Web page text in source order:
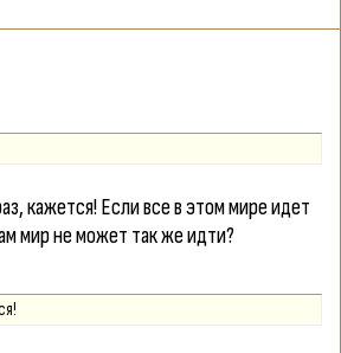
кажется! Если все в этом мире идет
мир не может так же идти?